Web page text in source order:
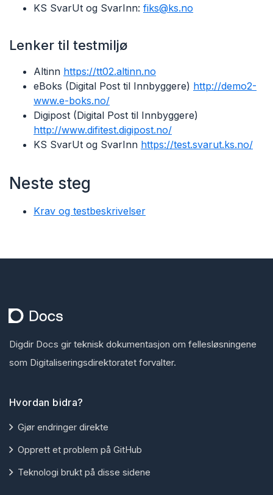
KS SvarUt og SvarInn: fiks@ks.no
Lenker til testmiljø
Altinn https://tt02.altinn.no
eBoks (Digital Post til Innbyggere) http://demo2-
www.e-boks.no/
Digipost (Digital Post til Innbyggere)
http://www.difitest.digipost.no/
KS SvarUt og SvarInn https://test.svarut.ks.no/
Neste steg
Krav og testbeskrivelser
Digdir Docs gir teknisk dokumentasjon om fellesløsningene
som Digitaliseringsdirektoratet forvalter.
Hvordan bidra?
Gjør endringer direkte
Opprett et problem på GitHub
Teknologi brukt på disse sidene